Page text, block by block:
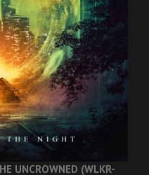
UNCROWNED (WLKR-